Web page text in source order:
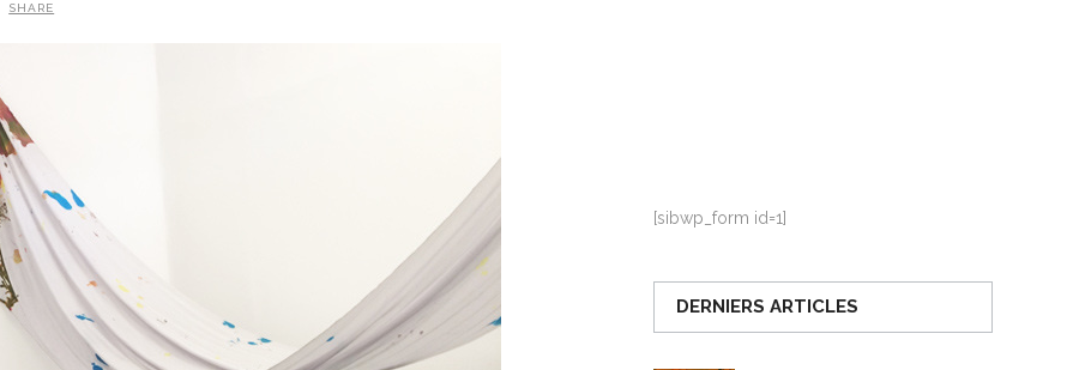
SHARE
[sibwp_form id=1]
DERNIERS ARTICLES